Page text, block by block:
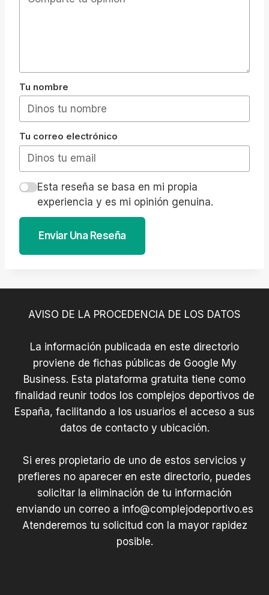
Tu nombre
Tu correo electrónico
Esta reseña se basa en mi propia
experiencia y es mi opinión genuina.
Enviar Una Reseña
AVISO DE LA PROCEDENCIA DE LOS DATOS
La información publicada en este directorio
proviene de fichas públicas de Google My
Business. Esta plataforma gratuita tiene como
finalidad reunir todos los complejos deportivos de
España, facilitando a los usuarios el acceso a sus
datos de contacto y ubicación.
Si eres propietario de uno de estos servicios y
prefieres no aparecer en este directorio, puedes
solicitar la eliminación de tu información
enviando un correo a info@complejodeportivo.es
Atenderemos tu solicitud con la mayor rapidez
posible.